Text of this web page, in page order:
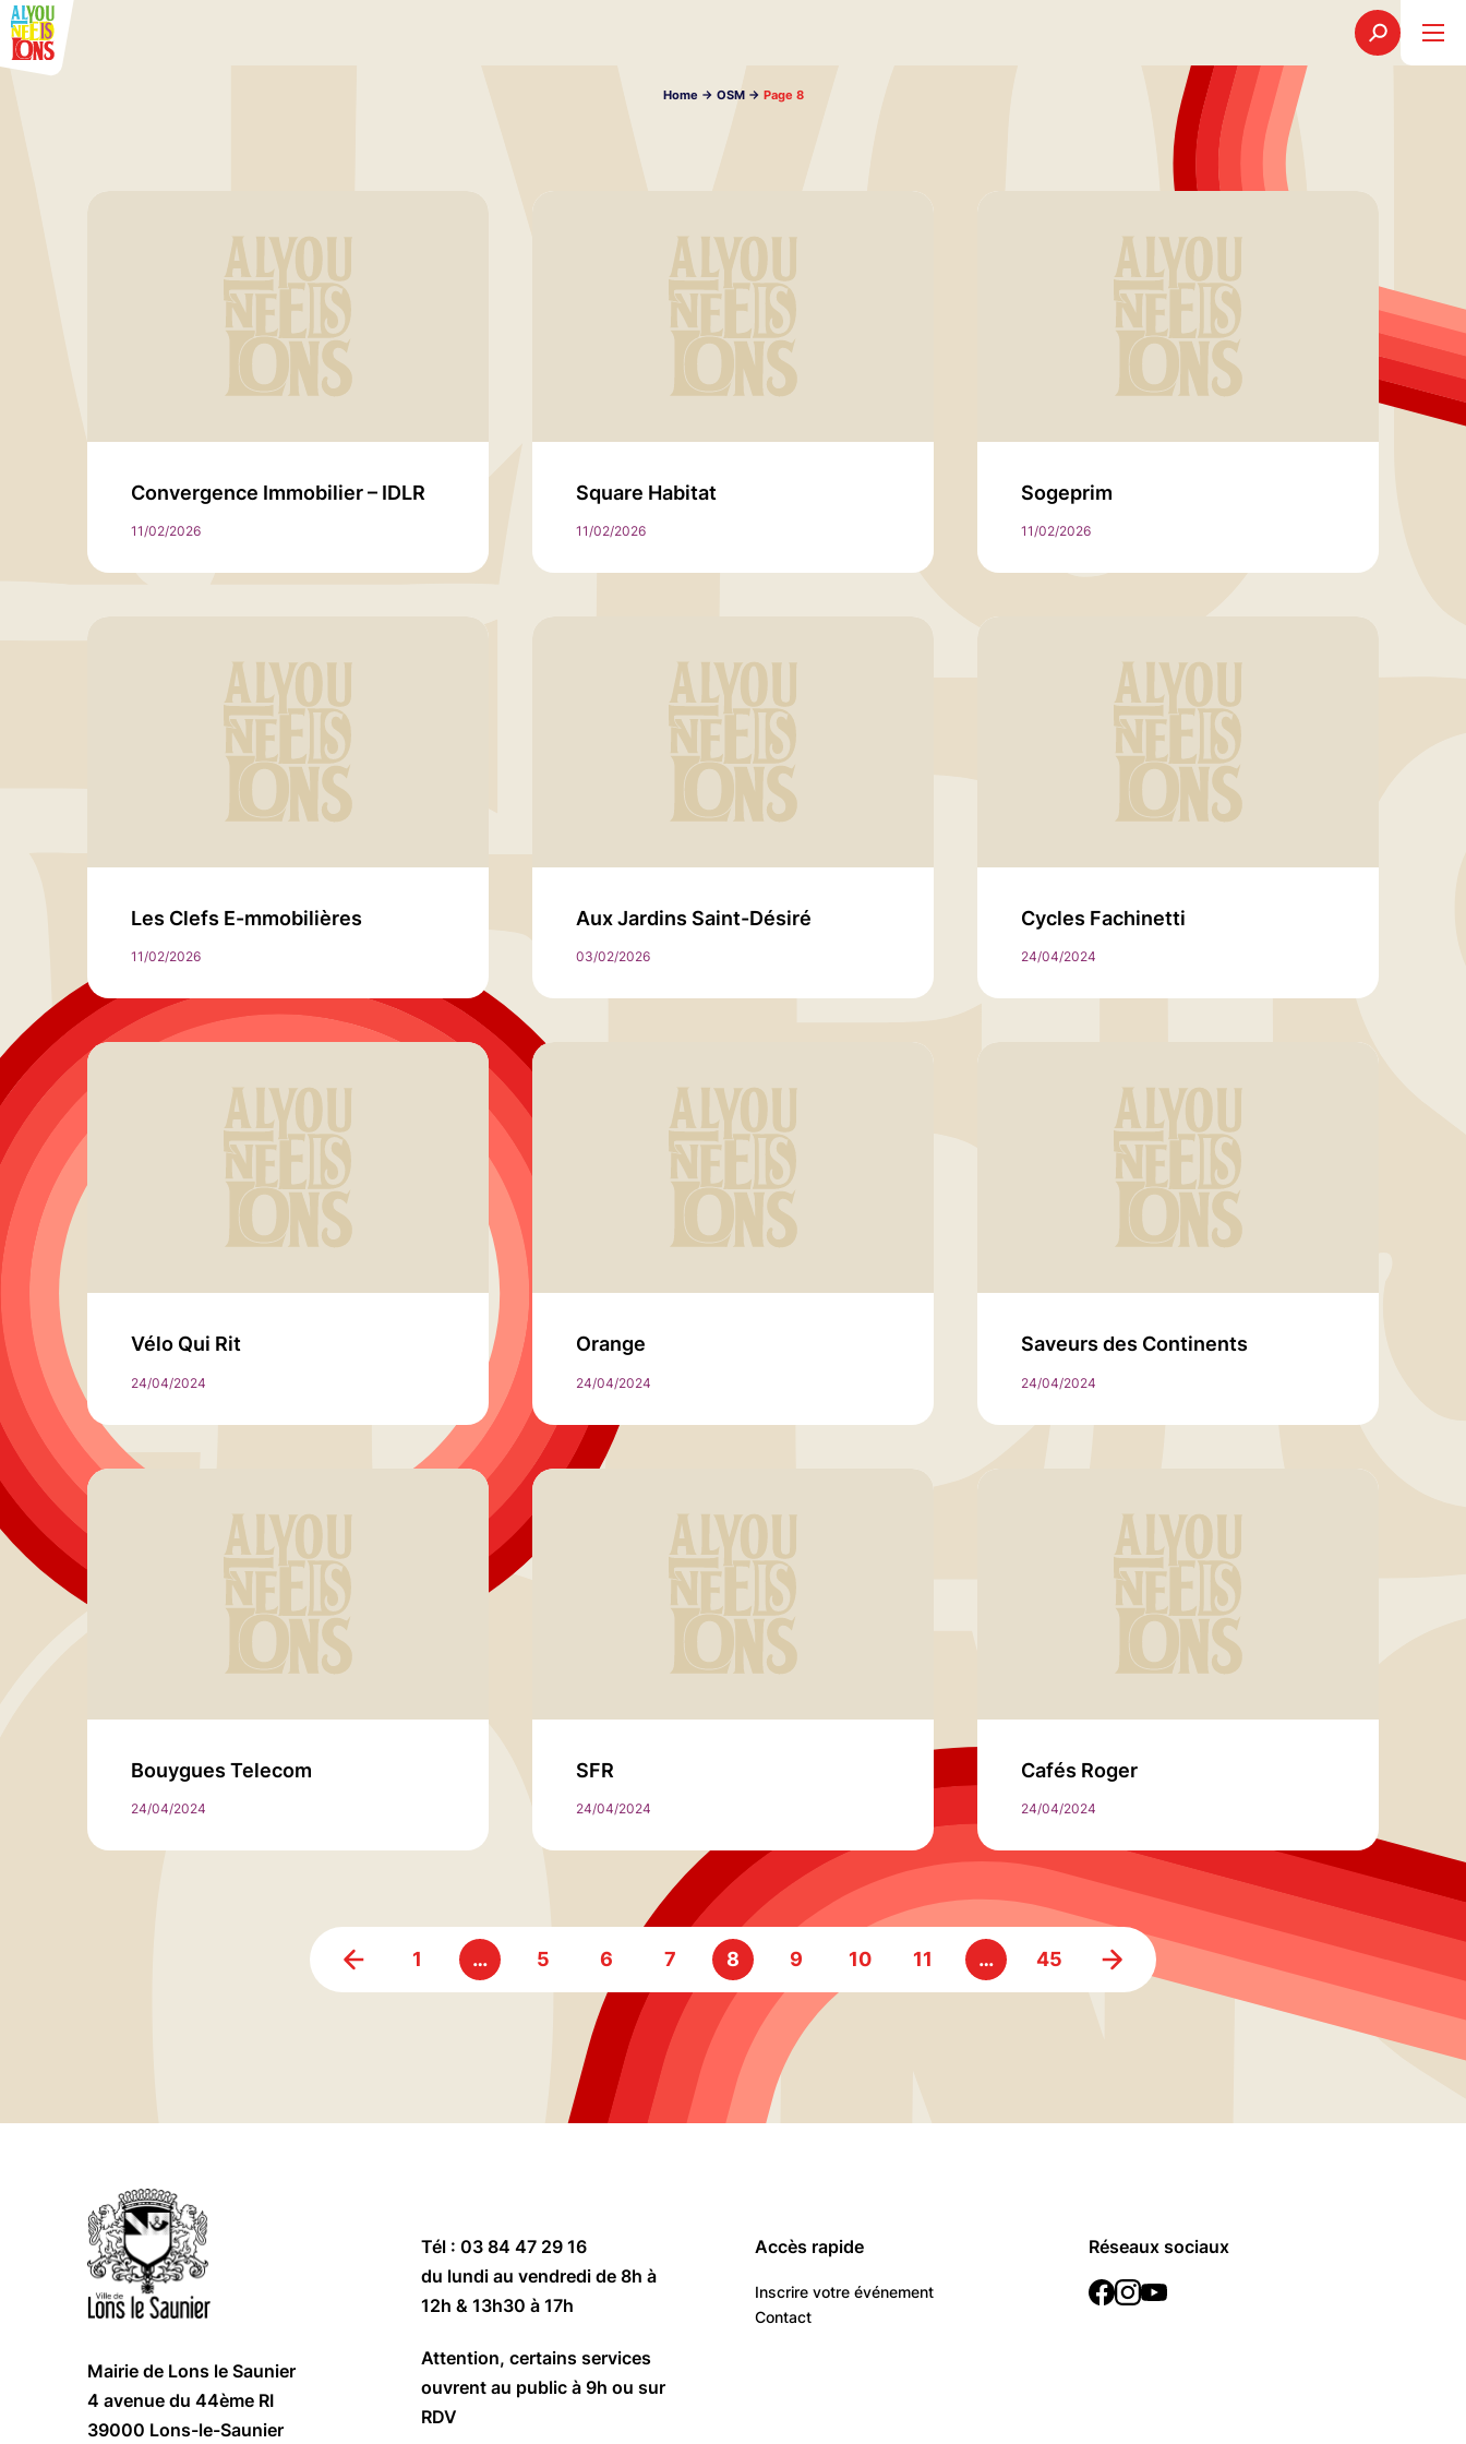
Home -> OSM-> Page 8
Convergence Immobilier – IDLR
11/02/2026
Square Habitat
11/02/2026
Sogeprim
11/02/2026
Les Clefs E-mmobilières
11/02/2026
Aux Jardins Saint-Désiré
03/02/2026
Cycles Fachinetti
24/04/2024
Vélo Qui Rit
24/04/2024
Orange
24/04/2024
Saveurs des Continents
24/04/2024
Bouygues Telecom
24/04/2024
SFR
24/04/2024
Cafés Roger
24/04/2024
1 … 5 6 7 8 9 10 11 … 45
Mairie de Lons le Saunier
4 avenue du 44ème RI
39000 Lons-le-Saunier
Tél : 03 84 47 29 16
du lundi au vendredi de 8h à
12h & 13h30 à 17h
Attention, certains services
ouvrent au public à 9h ou sur
RDV
Accès rapide
Inscrire votre événement
Contact
Réseaux sociaux